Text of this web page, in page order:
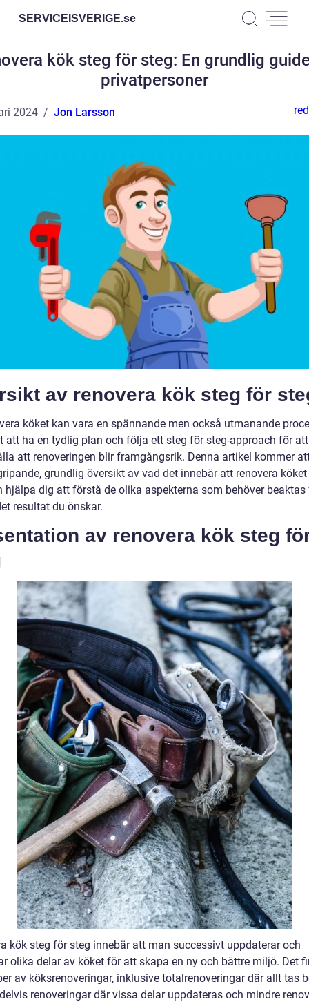
SERVICEISVERIGE.se
kök steg för steg: En grundlig
privatpersoner
2024 Jon Larsson
av renovera kök steg för
köket kan vara en spännande men också utmanande
att ha en tydlig plan och följa ett steg för steg-approach för att
att renoveringen blir framgångsrik. Denna artikel kommer
grundlig översikt av vad det innebär att renovera
hjälpa dig att förstå de olika aspekterna som behöver
resultat du önskar.
av renovera kök steg
kök steg för steg innebär att man successivt uppdaterar och
olika delar av köket för att skapa en ny och bättre miljö. Det
av köksrenoveringar, inklusive totalrenoveringar där allt tas
renoveringar där vissa delar uppdateras och mindre